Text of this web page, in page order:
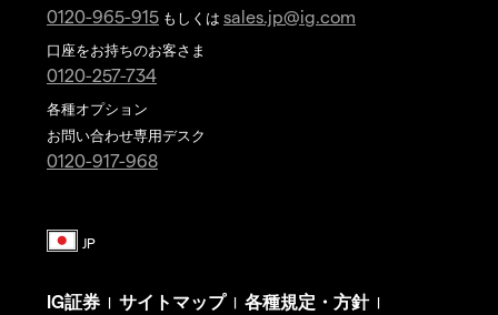
0120-965-915 もしくは sales.jp@ig.com
口座をお持ちのお客さま
0120-257-734
各種オプション
お問い合わせ専用デスク
0120-917-968
IG証券 | サイトマップ| 各種規定・方針|